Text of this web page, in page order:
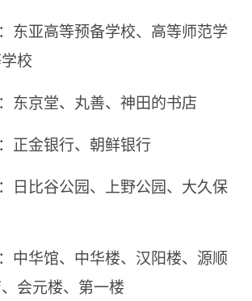
东亚高等预备学校、高等师范学
校
东京堂、丸善、神田的书店
正金银行、朝鲜银行
日比谷公园、上野公园、大久保
中华馆、中华楼、汉阳楼、源顺
会元楼、第一楼